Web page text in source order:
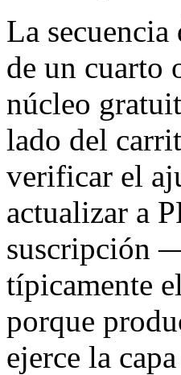
La
de un cuarto
núcleo
lado del
verificar el
actualizar a
suscripción
típicamente
porque
ejerce la